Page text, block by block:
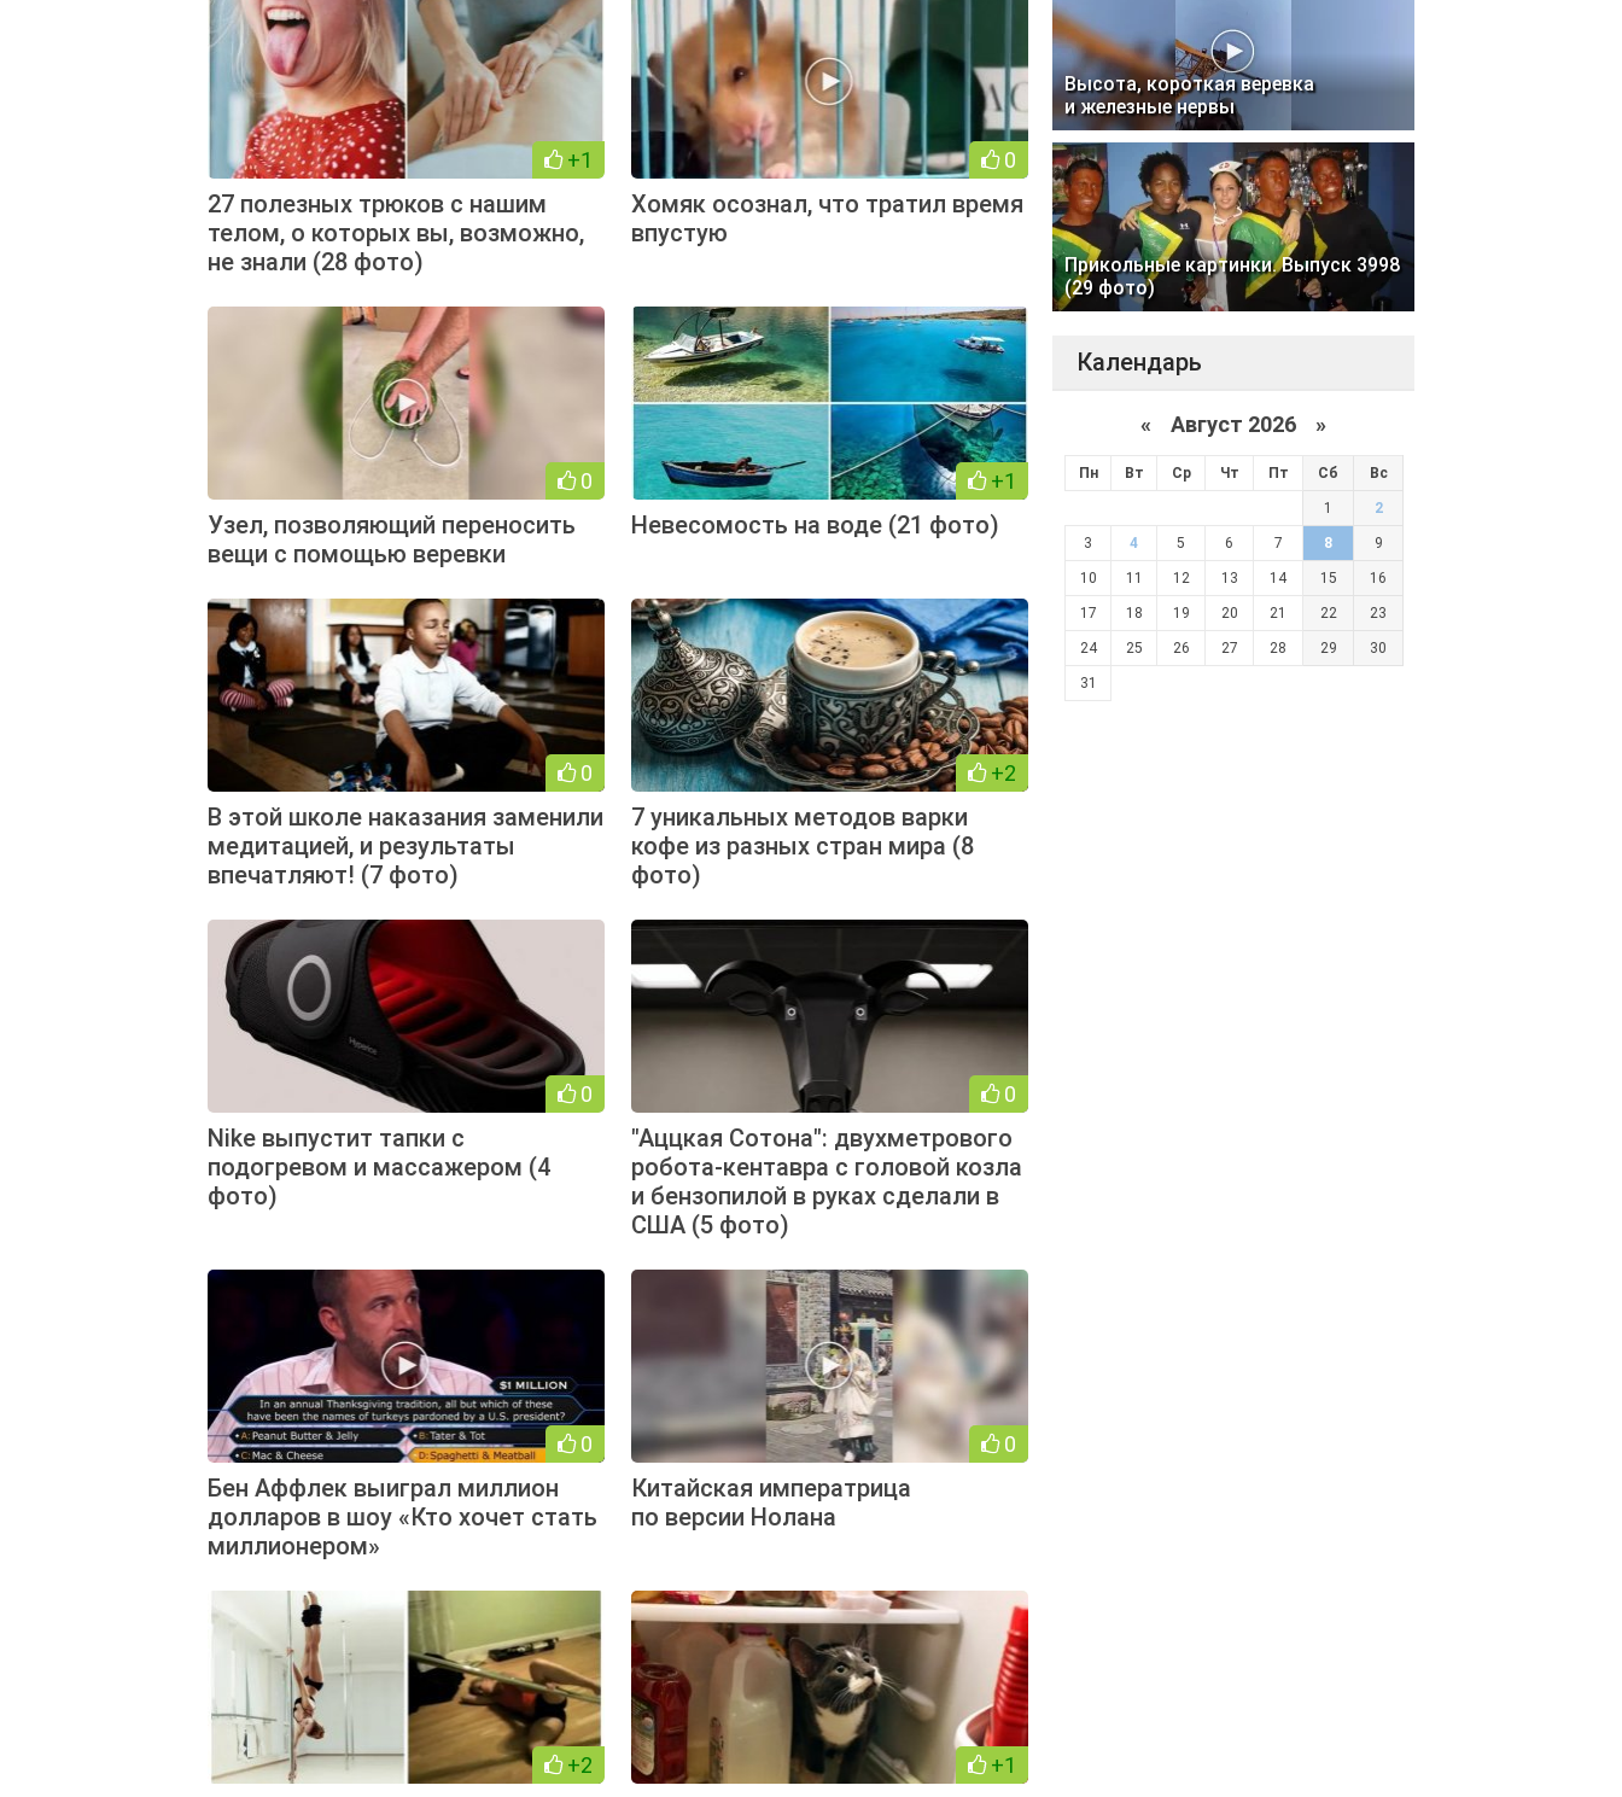
+1
27 полезных трюков с нашим
телом, о которых вы, возможно,
не знали (28 фото)
0
Хомяк осознал, что тратил время
впустую
0
Узел, позволяющий переносить
вещи с помощью веревки
+1
Невесомость на воде (21 фото)
0
В этой школе наказания заменили
медитацией, и результаты
впечатляют! (7 фото)
+2
7 уникальных методов варки
кофе из разных стран мира (8
фото)
0
Nike выпустит тапки с
подогревом и массажером (4
фото)
0
"Аццкая Сотона": двухметрового
робота-кентавра с головой козла
и бензопилой в руках сделали в
США (5 фото)
0
Бен Аффлек выиграл миллион
долларов в шоу «Кто хочет стать
миллионером»
0
Китайская императрица
по версии Нолана
+2 +1
Высота, короткая веревка
и железные нервы
Прикольные картинки. Выпуск 3998
(29 фото)
Календарь
« Август 2026 »
Пн Вт Ср Чт Пт Сб Вс
1 2
3 4 5 6 7 8 9
10 11 12 13 14 15 16
17 18 19 20 21 22 23
24 25 26 27 28 29 30
31